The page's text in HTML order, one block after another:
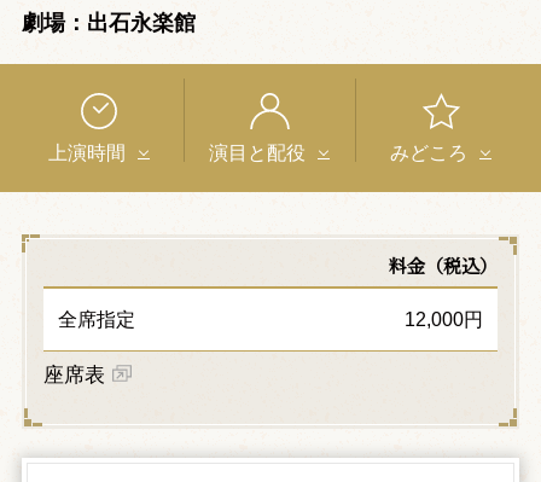
劇場：出石永楽館
上演時間 演目と配役 みどころ
料金（税込）
全席指定 12,000円
座席表